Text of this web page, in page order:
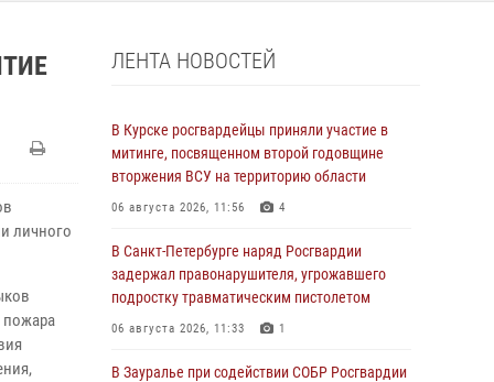
личного
пожара
ЛЕНТА НОВОСТЕЙ
В Курске росгвардейцы приняли участие в
митинге, посвященном второй годовщине
вторжения ВСУ на территорию области
06 августа 2026, 11:56 4
В Санкт-Петербурге наряд Росгвардии
задержал правонарушителя, угрожавшего
подростку травматическим пистолетом
06 августа 2026, 11:33 1
В Зауралье при содействии СОБР Росгвардии